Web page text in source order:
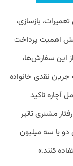
بازسازی،
اهمیت پرداخت
این سفارش‌ها،
نقدی خانواده
آچاره تاکید
مشتری تاثیر
دو یا سه میلیون
کنند.»